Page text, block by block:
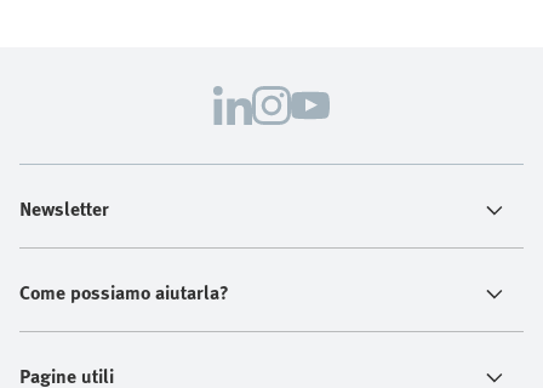
Newsletter
Come possiamo aiutarla?
Pagine utili